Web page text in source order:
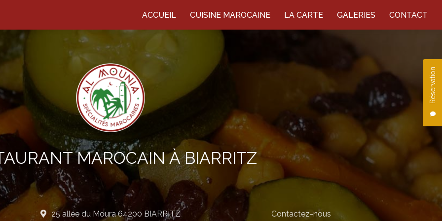
Réservation
ACCUEIL
CUISINE MAROCAINE LA CARTE GALERIES CONTACT
MAROCAIN À BIARRITZ
25 allée du Moura 64200 BIARRITZ Contactez-nous